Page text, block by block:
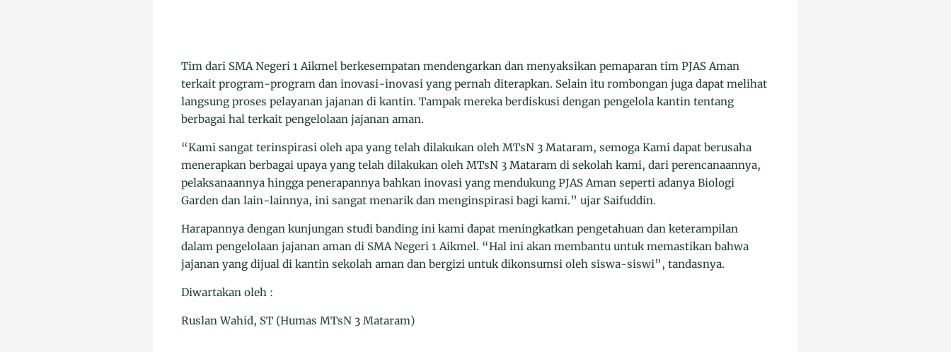
Tim dari SMA Negeri 1 Aikmel berkesempatan mendengarkan dan menyaksikan pemaparan tim PJAS Aman
terkait program-program dan inovasi-inovasi yang pernah diterapkan. Selain itu rombongan juga dapat melihat
langsung proses pelayanan jajanan di kantin. Tampak mereka berdiskusi dengan pengelola kantin tentang
berbagai hal terkait pengelolaan jajanan aman.
“Kami sangat terinspirasi oleh apa yang telah dilakukan oleh MTsN 3 Mataram, semoga Kami dapat berusaha
menerapkan berbagai upaya yang telah dilakukan oleh MTsN 3 Mataram di sekolah kami, dari perencanaannya,
pelaksanaannya hingga penerapannya bahkan inovasi yang mendukung PJAS Aman seperti adanya Biologi
Garden dan lain-lainnya, ini sangat menarik dan menginspirasi bagi kami.” ujar Saifuddin.
Harapannya dengan kunjungan studi banding ini kami dapat meningkatkan pengetahuan dan keterampilan
dalam pengelolaan jajanan aman di SMA Negeri 1 Aikmel. “Hal ini akan membantu untuk memastikan bahwa
jajanan yang dijual di kantin sekolah aman dan bergizi untuk dikonsumsi oleh siswa-siswi”, tandasnya.
Diwartakan oleh :
Ruslan Wahid, ST (Humas MTsN 3 Mataram)